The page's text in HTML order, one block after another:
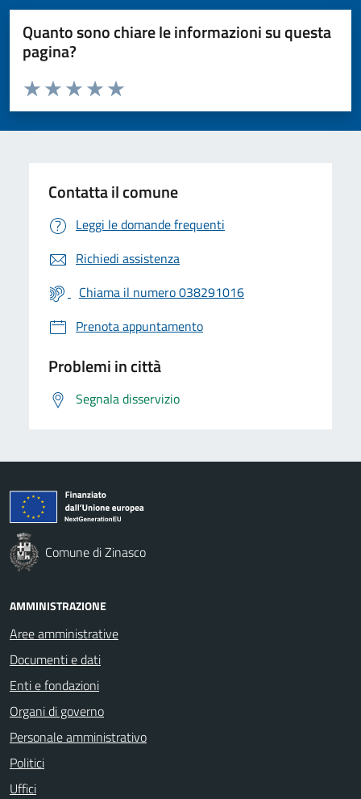
Quanto sono chiare le informazioni su questa
pagina?
Valuta da 1 a 5 stelle la pagina
Valuta 5 stelle su 5
Valuta 4 stelle su 5
Valuta 3 stelle su 5
Valuta 2 stelle su 5
Valuta 1 stelle su 5
Contatta il comune
Leggi le domande frequenti
Richiedi assistenza
Chiama il numero 038291016
Prenota appuntamento
Problemi in città
Segnala disservizio
Comune di Zinasco
AMMINISTRAZIONE
Aree amministrative
Documenti e dati
Enti e fondazioni
Organi di governo
Personale amministrativo
Politici
Uffici